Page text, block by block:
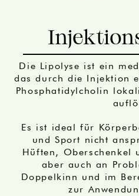
Die Lipolyse ist ein
das durch die Injektion
Phosphatidylcholin
Es ist ideal für
und Sport nicht
Hüften, Oberschenkel
aber auch an
Doppelkinn und im
zur